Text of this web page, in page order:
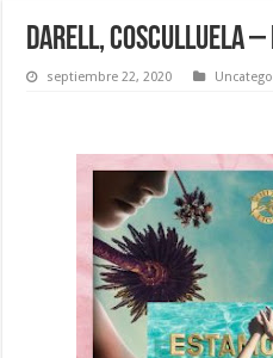
Darell, Cosculluela –
septiembre 22, 2020